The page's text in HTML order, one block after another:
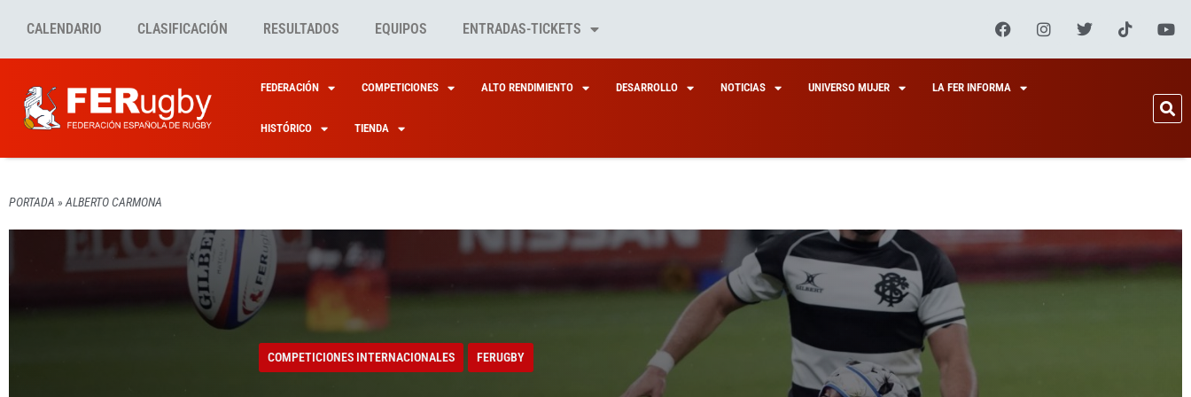
CALENDARIO CLASIFICACIÓN RESULTADOS EQUIPOS ENTRADAS-TICKETS
FEDERACIÓN COMPETICIONES ALTO RENDIMIENTO DESARROLLO NOTICIAS UNIVERSO MUJER LA FER INFORMA
HISTÓRICO TIENDA
PORTADA » ALBERTO CARMONA
ALBERTO CARMONA, DE
COMPETICIONES INTERNACIONALES FERUGBY